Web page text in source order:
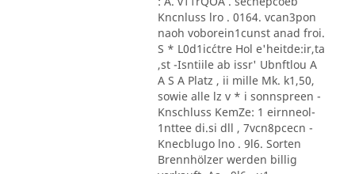
Kncnluss lro . 0164. vcan3pon
naoh voborein1cunst anad froi.
S * L0d1ic´ctre Hol e'heitde:ir,ta
,st -Isntiile ab issr' Ubnftlou A
A S A Platz , ii mille Mk. k1,50,
sowie alle lz v * i sonnspreen -
Knschluss KemZe: 1 eirnneol-
1nttee di.si dll , 7vcn8pcecn -
Knecblugo lno . 9l6. Sorten
Brennhölzer werden billig